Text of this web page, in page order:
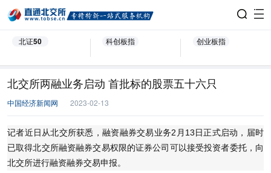
北证50 科创板指 创业板指
北交所两融业务启动 首批标的股票五十六只
中国经济新闻网 2023-02-13
记者近日从北交所获悉，融资融券交易业务2月13日正式启动，届时
已取得北交所融资融券交易权限的证券公司可以接受投资者委托，向
北交所进行融资融券交易申报。